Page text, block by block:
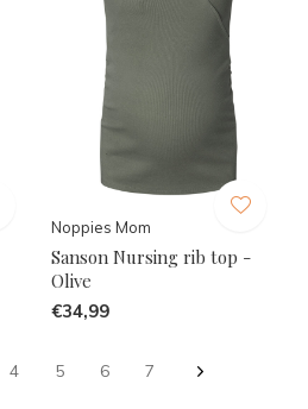
Noppies Mom
Sanson Nursing rib top -
Olive
€34,99
4 5 6 7